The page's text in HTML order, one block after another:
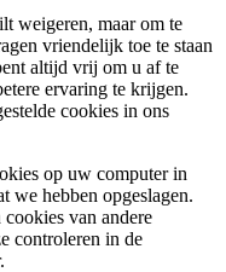
weigeren, maar om te
vriendelijk toe te staan
altijd vrij om u af te
ervaring te krijgen.
cookies in ons
op uw computer in
we hebben opgeslagen.
van andere
controleren in de